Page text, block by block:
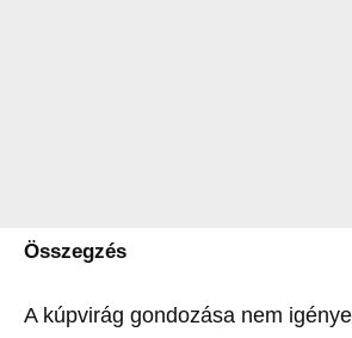
Összegzés
A kúpvirág gondozása nem